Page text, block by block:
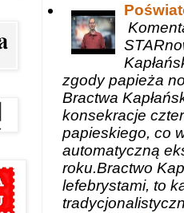
zgody papieża
Bractwa
konsekracje
papieskiego, co
automatyczną
roku.Bractwo
lefebrystami, to